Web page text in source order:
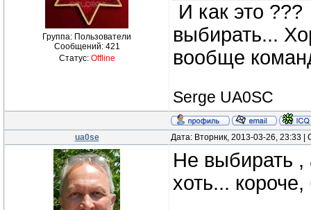
Группа: Пользователи
Сообщений: 421
Статус: Offline
И как это
выбирать...
вообще
Serge UA0SC
ua0se Дата: Вторник, 2013-03-26, 23:33
Не выбирать ,
хоть...